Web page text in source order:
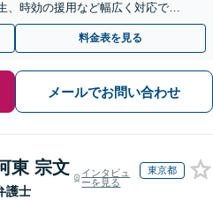
、時効の援用など幅広く対応でき
ています。
料金表を見る
メールでお問い合わせ
東 宗文
護士
インタビュ
ーを見る
東京都